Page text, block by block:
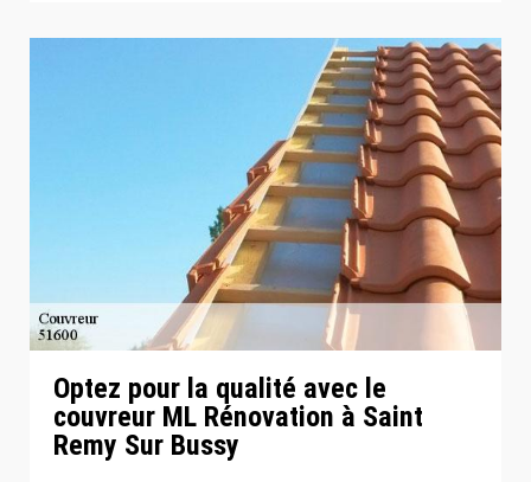
Optez pour la qualité avec le
couvreur ML Rénovation à Saint
Remy Sur Bussy